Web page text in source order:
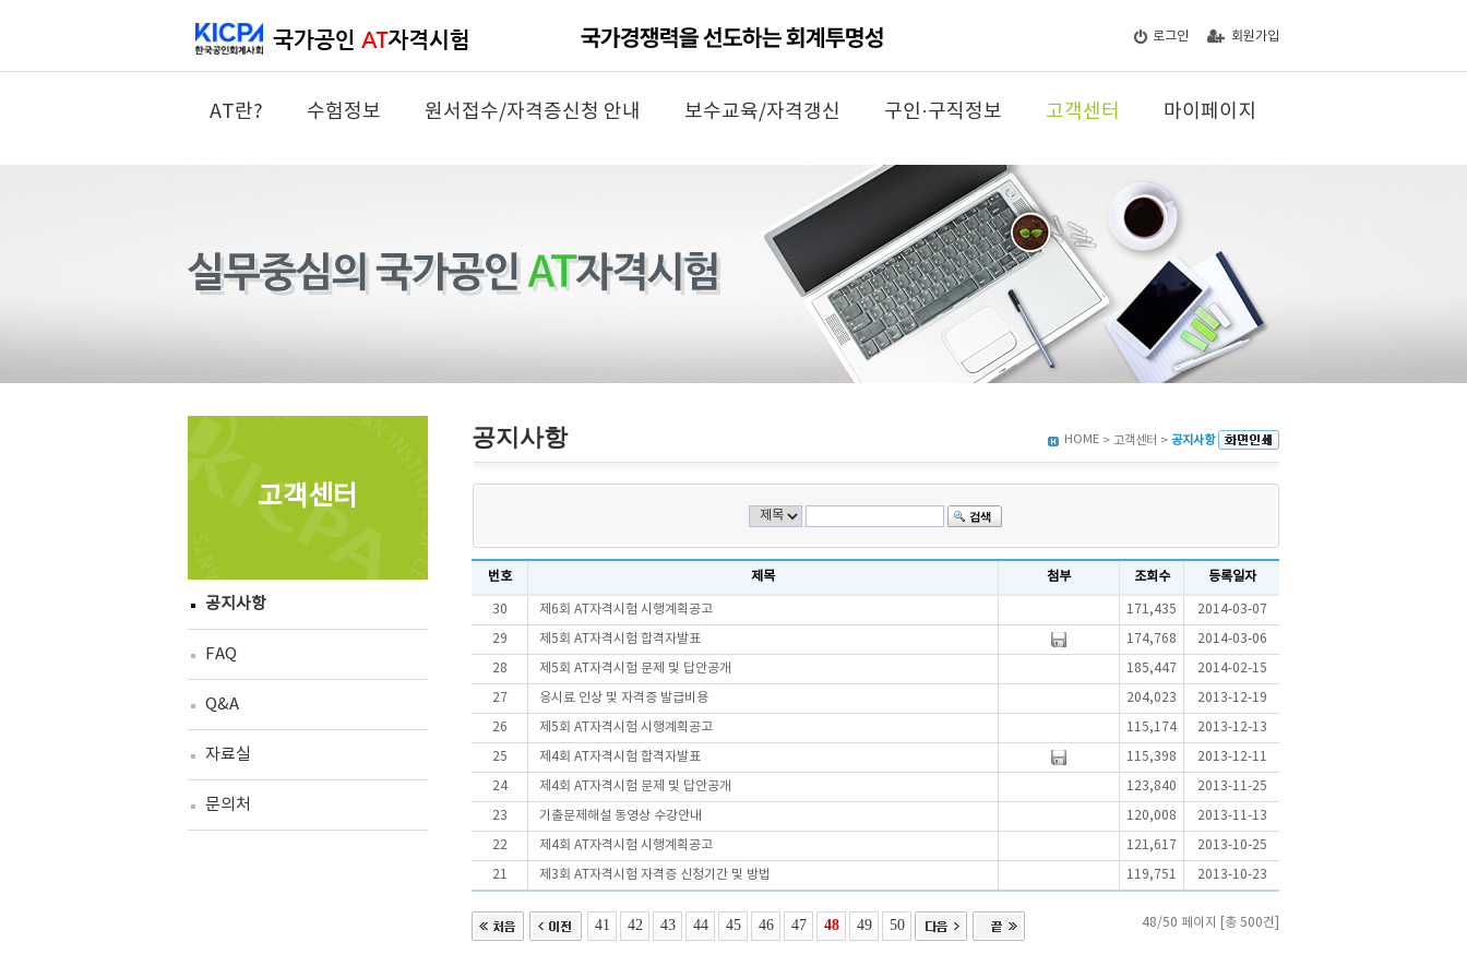
로그인 회원가입
AT란? 수험정보 원서접수/자격증신청 안내 보수교육/자격갱신 구인·구직정보 고객센터 마이페이지
고객센터
공지사항
FAQ
Q&A
자료실
문의처
공지사항 HOME > 고객센터 > 공지사항
번호 제목 첨부 조회수 등록일자
30 제6회 AT자격시험 시행계획공고 171,435 2014-03-07
29 제5회 AT자격시험 합격자발표 174,768 2014-03-06
28 제5회 AT자격시험 문제 및 답안공개 185,447 2014-02-15
27 응시료 인상 및 자격증 발급비용 204,023 2013-12-19
26 제5회 AT자격시험 시행계획공고 115,174 2013-12-13
25 제4회 AT자격시험 합격자발표 115,398 2013-12-11
24 제4회 AT자격시험 문제 및 답안공개 123,840 2013-11-25
23 기출문제해설 동영상 수강안내 120,008 2013-11-13
22 제4회 AT자격시험 시행계획공고 121,617 2013-10-25
21 제3회 AT자격시험 자격증 신청기간 및 방법 119,751 2013-10-23
41 42 43 44 45 46 47 48 49 50 48/50 페이지 [총 500건]